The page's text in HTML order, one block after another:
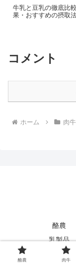
牛乳と豆乳の徹底比
果・おすすめの摂取
コメント
ホーム 肉牛
酪農
乳製品
酪農 肉牛